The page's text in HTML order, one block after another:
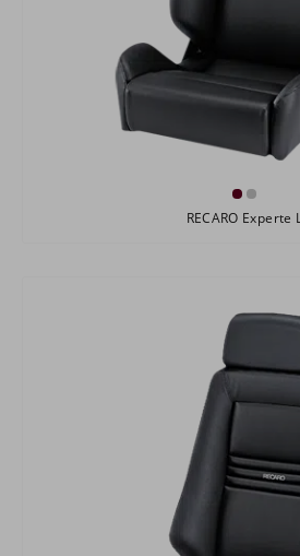
RECARO Experte L